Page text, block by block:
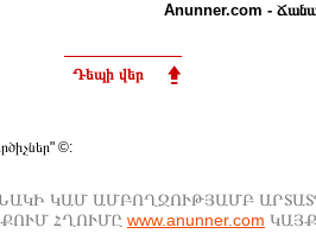
Anunner.com -
Դեպի վեր
©:
ԿԱՄ ԱՄԲՈՂՋՈՒԹՅԱՄԲ
ՀՂՈՒՄԸ www.anunner.com